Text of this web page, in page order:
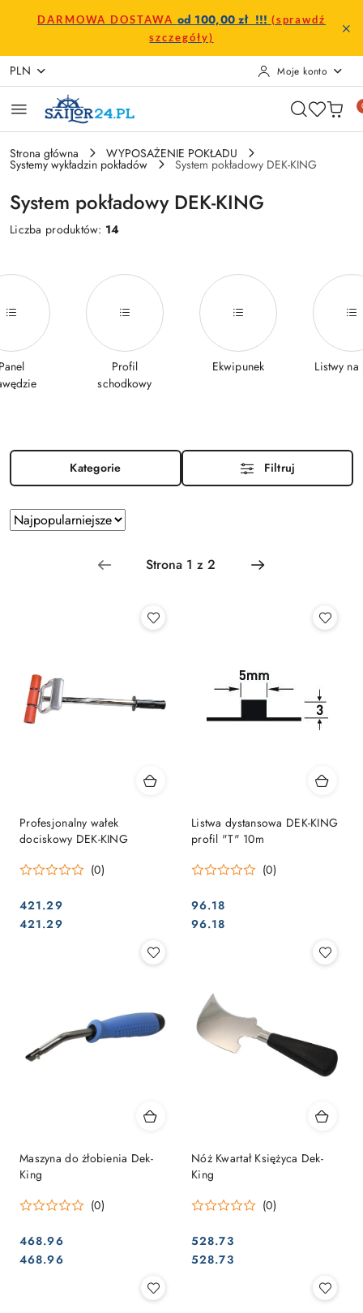
Przejdź do treści głównej
Przejdź do wyszukiwarki
Przejdź do moje konto
Przejdź do menu głównego
Przejdź do stopki
DARMOWA DOSTAWA od 100,00 zł !!! (sprawdź
szczegóły)
PLN Moje konto
Strona główna WYPOSAŻENIE POKŁADU
Systemy wykładzin pokładów System pokładowy DEK-KING
System pokładowy DEK-KING
Liczba produktów: 14
Profil
schodkowy
Ekwipunek Listwy
Kategorie Filtruj
Zastosowano
sortowanie:
Najpopularniejsze.
Sortuj
według
Profesjonalny wałek
dociskowy DEK-KING
(0)
Cena:
421.29
Cena:
421.29
Listwa dystansowa DEK-KING
profil "T" 10m
(0)
Cena:
96.18
Cena:
96.18
Maszyna do żłobienia Dek-
King
(0)
Cena:
468.96
Cena:
468.96
Nóż Kwartał Księżyca Dek-
King
(0)
Cena:
528.73
Cena:
528.73